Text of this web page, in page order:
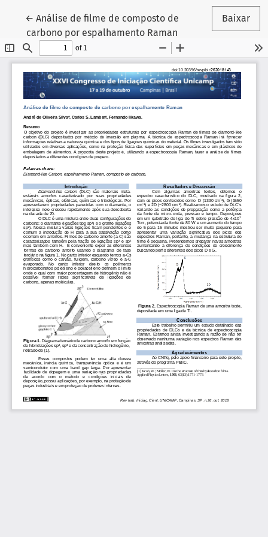
← Voltar aos Detalhes do Artigo
Análise de filme de composto de
carbono por espalhamento Raman
Baixar